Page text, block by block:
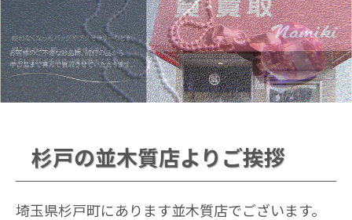
杉戸の並木質店よりご挨拶
埼玉県杉戸町にあります並木質店でございます。